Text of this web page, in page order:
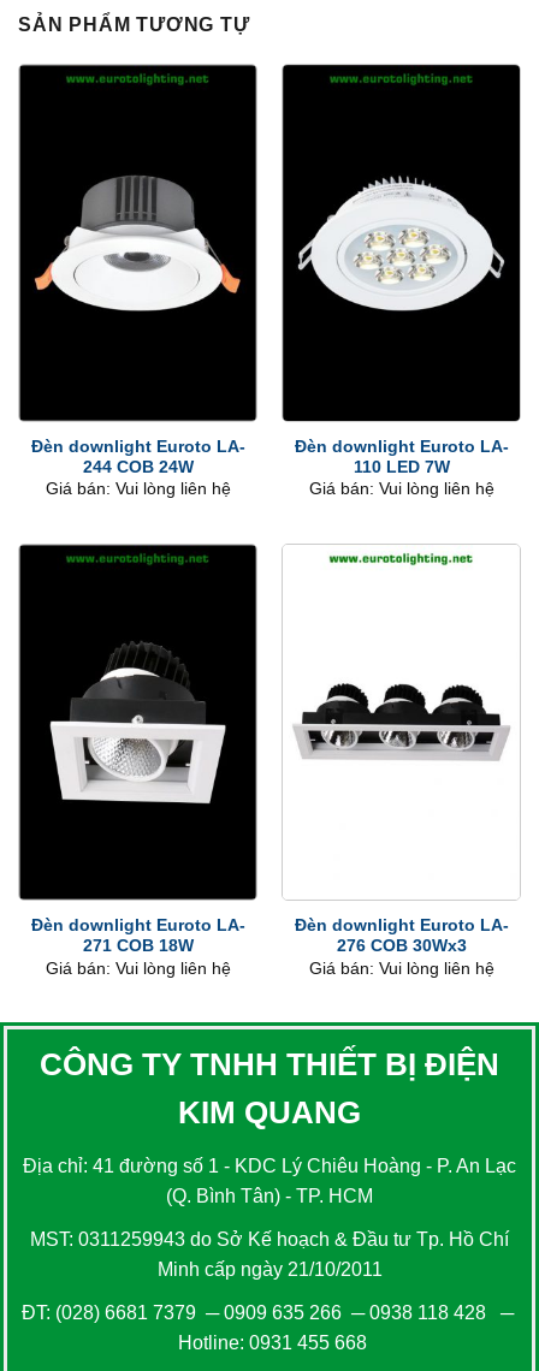
SẢN PHẨM TƯƠNG TỰ
Đèn downlight Euroto LA-
244 COB 24W
Giá bán: Vui lòng liên hệ
Đèn downlight Euroto LA-
110 LED 7W
Giá bán: Vui lòng liên hệ
Đèn downlight Euroto LA-
271 COB 18W
Giá bán: Vui lòng liên hệ
Đèn downlight Euroto LA-
276 COB 30Wx3
Giá bán: Vui lòng liên hệ
CÔNG TY TNHH THIẾT BỊ ĐIỆN
KIM QUANG
Địa chỉ: 41 đường số 1 - KDC Lý Chiêu Hoàng - P. An Lạc
(Q. Bình Tân) - TP. HCM
MST: 0311259943 do Sở Kế hoạch & Đầu tư Tp. Hồ Chí
Minh cấp ngày 21/10/2011
ĐT: (028) 6681 7379 ─0909 635 266─0938 118 428─
Hotline: 0931 455 668